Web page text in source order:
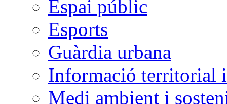
Espai públic
Esports
Guàrdia urbana
Informació territorial
Medi ambient i